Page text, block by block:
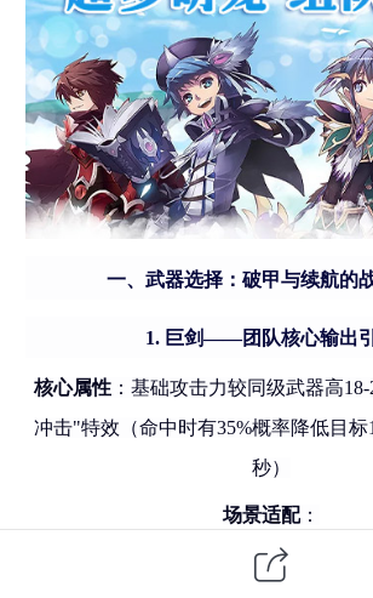
一、武器选择：破甲与续航的
1. 巨剑——团队核心输出
核心属性：基础攻击力较同级武器高
冲击"特效（命中时有35%概率降低目标
秒）
场景适配 ：
"弱点打击"天赋，可对